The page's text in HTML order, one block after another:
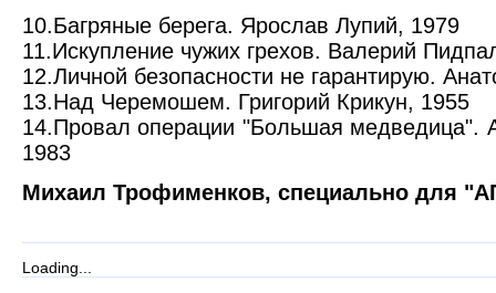
10.Багряные берега. Ярослав Лупий, 1979
11.Искупление чужих грехов. Валерий
12.Личной безопасности не гарантирую.
13.Над Черемошем. Григорий Крикун, 1955
14.Провал операции "Большая медведица".
1983
Михаил Трофименков, специально для
Loading...